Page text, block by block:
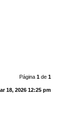
Página 1de 1
18, 2026 12:25 pm